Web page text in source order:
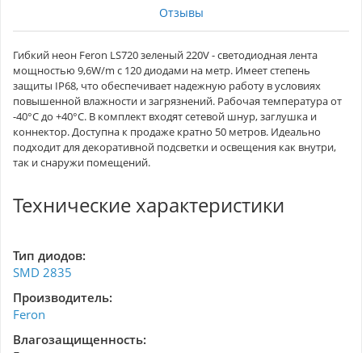
Отзывы
Гибкий неон Feron LS720 зеленый 220V - светодиодная лента
мощностью 9,6W/m с 120 диодами на метр. Имеет степень
защиты IP68, что обеспечивает надежную работу в условиях
повышенной влажности и загрязнений. Рабочая температура от
-40°C до +40°C. В комплект входят сетевой шнур, заглушка и
коннектор. Доступна к продаже кратно 50 метров. Идеально
подходит для декоративной подсветки и освещения как внутри,
так и снаружи помещений.
Технические характеристики
Тип диодов:
SMD 2835
Производитель:
Feron
Влагозащищенность: